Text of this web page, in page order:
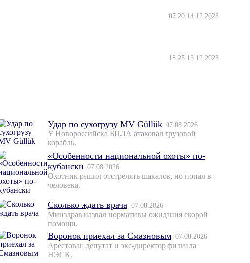
07:20 14.12.2023
18:25 13.12.2023
Удар по сухогрузу MV Güllük 07.08.2026
У Новороссийска БПЛА атаковал грузовой
корабль.
«Особенности национальной охоты» по-
кубански 07.08.2026
Охотник решил отстрелять шакалов, но попал в
человека.
Сколько ждать врача 07.08.2026
Минздрав назвал нормативы ожидания скорой
помощи.
Воронок приехал за Смазновым 07.08.2026
Арестован депутат и экс-директор филиала
НЭСК.